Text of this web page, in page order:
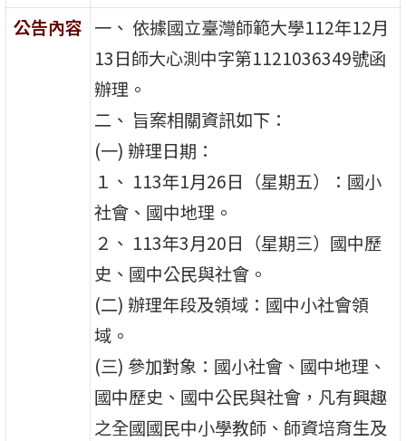
公告內容 一、 依據國立臺灣師範大學112年12月
13日師大心測中字第1121036349號函
辦理。
二、 旨案相關資訊如下：
(一) 辦理日期：
１、 113年1月26日（星期五）：國小
社會、國中地理。
２、 113年3月20日（星期三）國中歷
史、國中公民與社會。
(二) 辦理年段及領域：國中小社會領
域。
(三) 參加對象：國小社會、國中地理、
國中歷史、國中公民與社會，凡有興趣
之全國國民中小學教師、師資培育生及